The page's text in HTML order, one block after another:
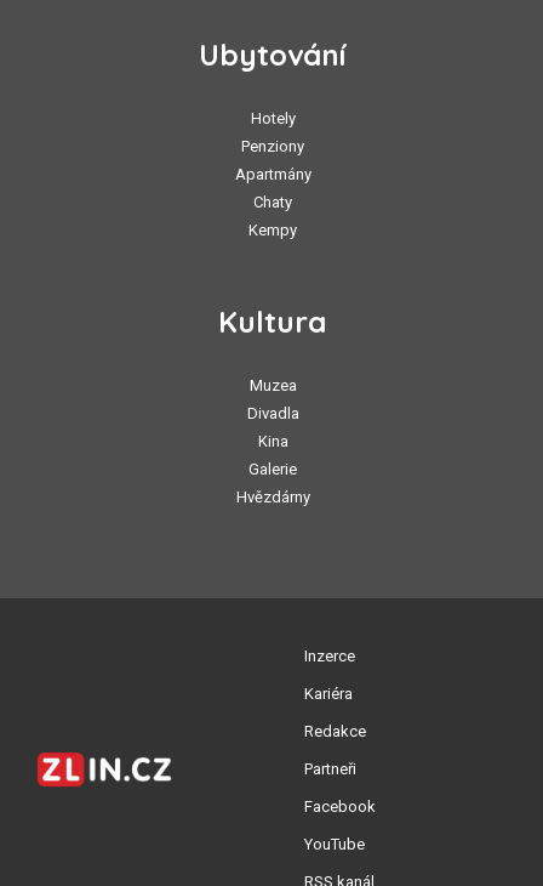
Ubytování
Hotely
Penziony
Apartmány
Chaty
Kempy
Kultura
Muzea
Divadla
Kina
Galerie
Hvězdárny
Inzerce
Kariéra
Redakce
Partneři
Facebook
YouTube
RSS kanál